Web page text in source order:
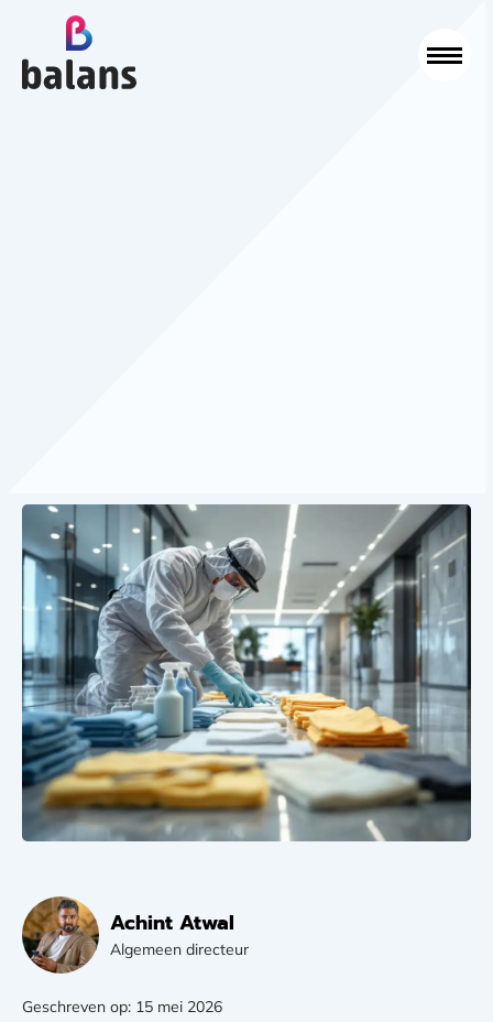
Achint Atwal
Algemeen directeur
Geschreven op: 15 mei 2026